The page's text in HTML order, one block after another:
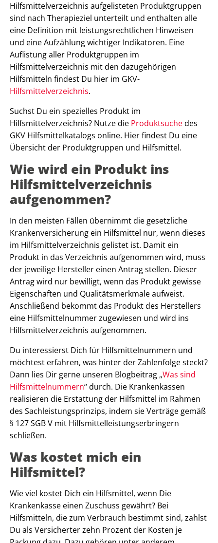
Hilfsmittelverzeichnis aufgelisteten Produktgruppen
sind nach Therapieziel unterteilt und enthalten alle
eine Definition mit leistungsrechtlichen Hinweisen
und eine Aufzählung wichtiger Indikatoren. Eine
Auflistung aller Produktgruppen im
Hilfsmittelverzeichnis mit den dazugehörigen
Hilfsmitteln findest Du hier im GKV-
Hilfsmittelverzeichnis.
Suchst Du ein spezielles Produkt im
Hilfsmittelverzeichnis? Nutze die Produktsuchedes
GKV Hilfsmittelkatalogs online. Hier findest Du eine
Übersicht der Produktgruppen und Hilfsmittel.
Wie wird ein Produkt ins
Hilfsmittelverzeichnis
aufgenommen?
In den meisten Fällen übernimmt die gesetzliche
Krankenversicherung ein Hilfsmittel nur, wenn dieses
im Hilfsmittelverzeichnis gelistet ist. Damit ein
Produkt in das Verzeichnis aufgenommen wird, muss
der jeweilige Hersteller einen Antrag stellen. Dieser
Antrag wird nur bewilligt, wenn das Produkt gewisse
Eigenschaften und Qualitätsmerkmale aufweist.
Anschließend bekommt das Produkt des Herstellers
eine Hilfsmittelnummer zugewiesen und wird ins
Hilfsmittelverzeichnis aufgenommen.
Du interessierst Dich für Hilfsmittelnummern und
möchtest erfahren, was hinter der Zahlenfolge steckt?
Dann lies Dir gerne unseren Blogbeitrag „Was sind
Hilfsmittelnummern“ durch. Die Krankenkassen
realisieren die Erstattung der Hilfsmittel im Rahmen
des Sachleistungsprinzips, indem sie Verträge gemäß
§ 127 SGB V mit Hilfsmittelleistungserbringern
schließen.
Was kostet mich ein
Hilfsmittel?
Wie viel kostet Dich ein Hilfsmittel, wenn Die
Krankenkasse einen Zuschuss gewährt? Bei
Hilfsmitteln, die zum Verbrauch bestimmt sind, zahlst
Du als Versicherter zehn Prozent der Kosten je